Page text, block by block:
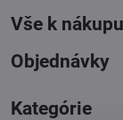
Vše k nákupu
Objednávky
Kategórie